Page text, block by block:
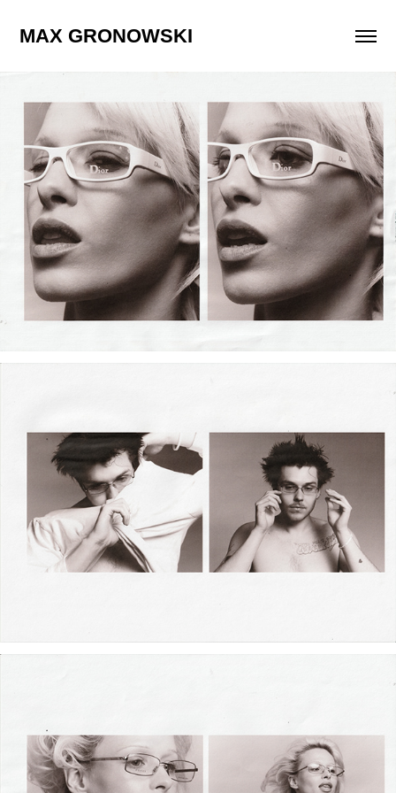
MAX GRONOWSKI